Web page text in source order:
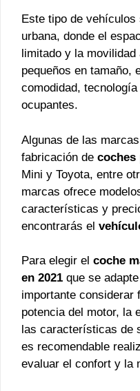
Este tipo de
urbana, donde el
limitado y la
pequeños en tamaño,
comodidad,
ocupantes.
Algunas de las
fabricación de coches
Mini y Toyota, entre
marcas ofrece
características y
encontrarás el
Para elegir el coche
en 2021 que se
importante considerar
potencia del motor, la
las características de
es recomendable
evaluar el confort y la